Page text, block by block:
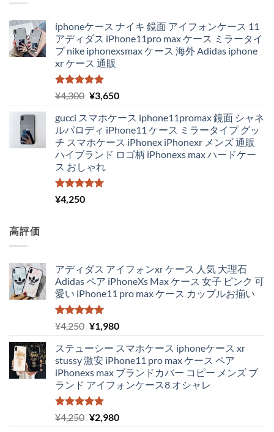
iphoneケース ナイキ 鏡面 アイフォンケース 11
アディダス iPhone11pro max ケース ミラータイ
プ nike iphonexsmax ケース 海外 Adidas iphone
xr ケース 通販
5段階中
5.00
の評価
¥4,300 元
価
格
は
¥4,300
で
し
¥3,650現
の
価
格
は
gucci スマホケース iphone11promax 鏡面 シャネ
ルパロディ iPhone11 ケース ミラータイプ グッ
チ スマホケース iPhonex iPhonexr メンズ 通販
ハイブランド ロゴ柄 iPhonexs max ハードケー
ス おしゃれ
5段階中
5.00
¥4,250
高評価
アディダス アイフォンxr ケース 人気 大理石
Adidas ペア iPhoneXs Max ケース 女子 ピンク 可
愛い iPhone11 pro max ケース カップルお揃い
5段階中
5.00
の評価
¥4,250 元
価
格
は
¥4,250
で
し
¥1,980現
の
価
格
は
で
ステューシー スマホケース iphoneケース xr
stussy 激安 iPhone11 pro max ケース ペア
iPhonexs max ブランドカバー コピー メンズ ブ
ランド アイフォンケース8 オシャレ
5段階中
5.00
の評価
¥4,250 元
¥2,980現